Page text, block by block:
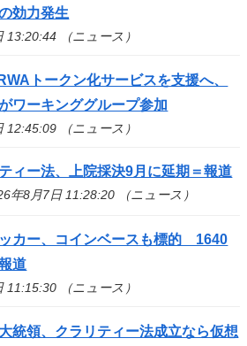
効力発生
13:20:44 （ニュース）
トークン化サービスを支援へ、
ワーキンググループ参加
12:45:09 （ニュース）
ィー法、上院採決9月に延期＝報道
年8月7日 11:28:20 （ニュース）
カー、コインベースも標的 1640
道
11:15:30 （ニュース）
統領、クラリティー法成立なら仮想